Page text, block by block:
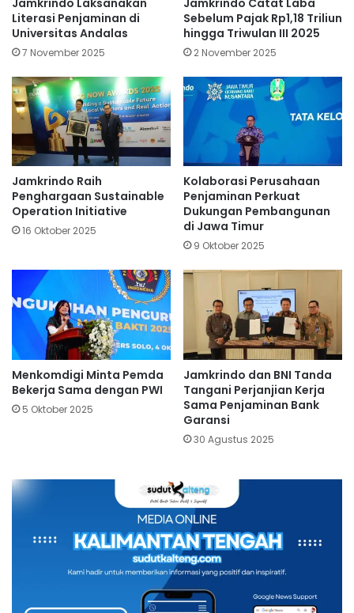
Jamkrindo Laksanakan
Literasi Penjaminan di
Universitas Andalas
7 November 2025
Jamkrindo Catat Laba
Sebelum Pajak Rp1,18 Triliun
hingga Triwulan III 2025
2 November 2025
Jamkrindo Raih
Penghargaan Sustainable
Operation Initiative
16 Oktober 2025
Kolaborasi Perusahaan
Penjaminan Perkuat
Dukungan Pembangunan
di Jawa Timur
9 Oktober 2025
Menkomdigi Minta Pemda
Bekerja Sama dengan PWI
5 Oktober 2025
Jamkrindo dan BNI Tanda
Tangani Perjanjian Kerja
Sama Penjaminan Bank
Garansi
30 Agustus 2025